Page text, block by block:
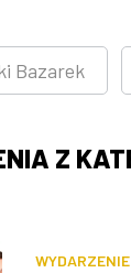
Bazarek
Z
WYDARZENIE